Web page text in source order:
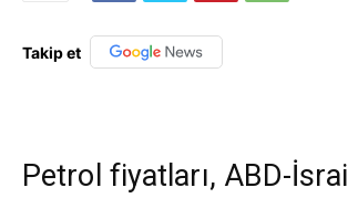
Takip et
Petrol fiyatları, ABD-İsrail